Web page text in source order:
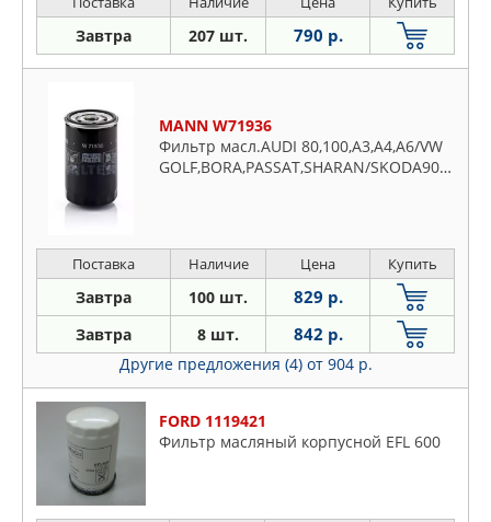
Завтра 207 шт. 790 р.
MANN W71936
Фильтр масл.AUDI 80,100,A3,A4,A6/VW
GOLF,BORA,PASSAT,SHARAN/SKODA90=>
Поставка Наличие Цена Купить
Завтра 100 шт. 829 р.
Завтра 8 шт. 842 р.
Другие предложения (4) от 904 р.
FORD 1119421
Фильтр масляный корпусной EFL 600